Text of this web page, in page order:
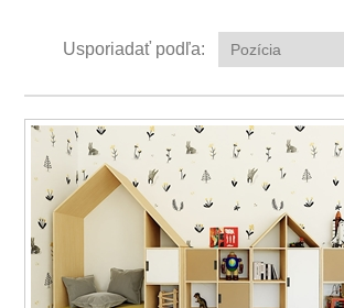
Usporiadať podľa: